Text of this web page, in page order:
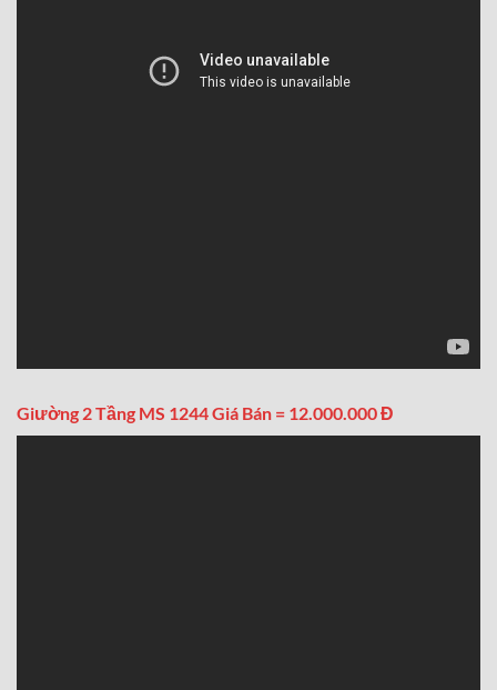
Giường 2 Tầng MS 1244 Giá Bán = 12.000.000 Đ